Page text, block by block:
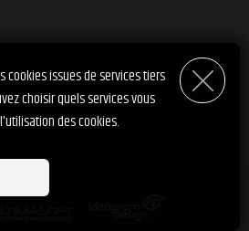
cookies issues de services tiers
choisir quels services vous
des cookies.